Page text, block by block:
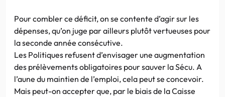
Pour combler ce déficit, on se contente d’agir sur les
dépenses, qu’on juge par ailleurs plutôt vertueuses pour
la seconde année consécutive.
Les Politiques refusent d’envisager une augmentation
des prélèvements obligatoires pour sauver la Sécu. A
l’aune du maintien de l’emploi, cela peut se concevoir.
Mais peut-on accepter que, par le biais de la Caisse